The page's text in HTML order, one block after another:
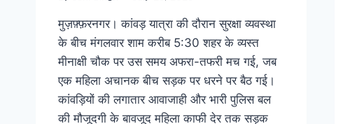
मुज़फ़्फ़रनगर। कांवड़ यात्रा की दौरान सुरक्षा व्यवस्था
के बीच मंगलवार शाम करीब 5:30 शहर के व्यस्त
मीनाक्षी चौक पर उस समय अफरा-तफरी मच गई, जब
एक महिला अचानक बीच सड़क पर धरने पर बैठ गई।
कांवड़ियों की लगातार आवाजाही और भारी पुलिस बल
की मौजूदगी के बावजूद महिला काफी देर तक सड़क